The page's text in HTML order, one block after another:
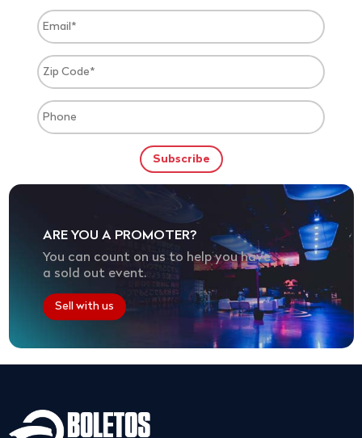
ARE YOU A PROMOTER?
You can count on us to help you have
a sold out event.
Sell with us